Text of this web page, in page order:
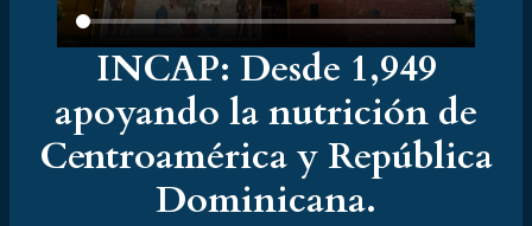
INCAP: Desde 1,949
apoyando la nutrición de
Centroamérica y República
Dominicana.